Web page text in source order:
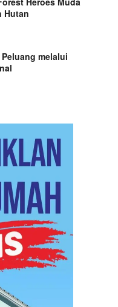
Hutan
melalui